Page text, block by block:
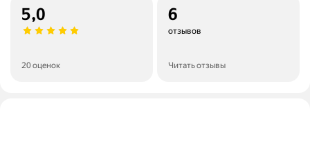
5,0
20 оценок
6
отзывов
Читать отзывы